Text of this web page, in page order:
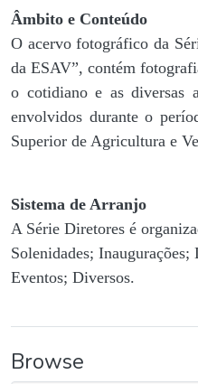
Âmbito e Conteúdo
O acervo fotográfico da
da ESAV”, contém
o cotidiano e as diversas
envolvidos durante o
Superior de Agricultura e
Sistema de Arranjo
A Série Diretores é
Solenidades; Inaugurações;
Eventos; Diversos.
Browse